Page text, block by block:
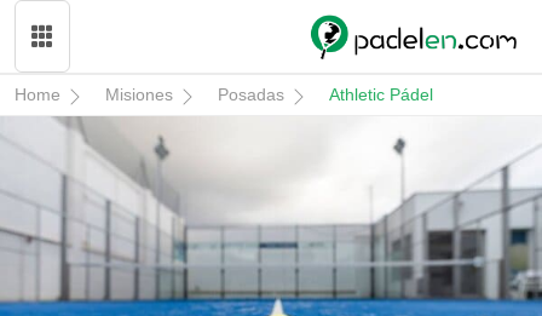
Home Misiones Posadas Athletic Pádel